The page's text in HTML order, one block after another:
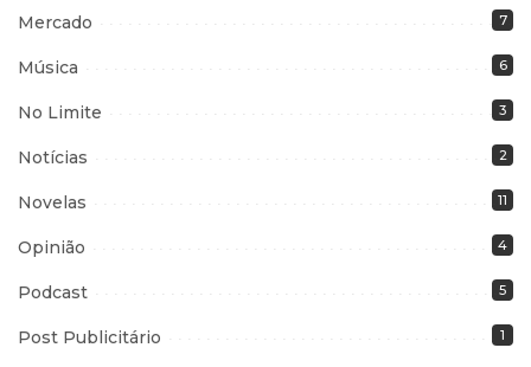
Mercado 7
Música 6
No Limite 3
Notícias 2
Novelas 11
Opinião 4
Podcast 5
Post Publicitário 1